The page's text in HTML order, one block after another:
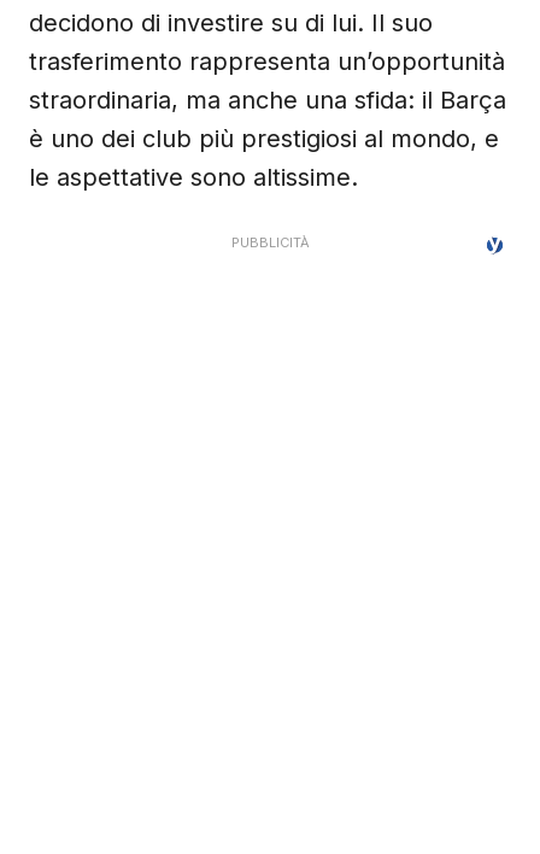
decidono di investire su di lui. Il suo
trasferimento rappresenta un’opportunità
straordinaria, ma anche una sfida: il Barça
è uno dei club più prestigiosi al mondo, e
le aspettative sono altissime.